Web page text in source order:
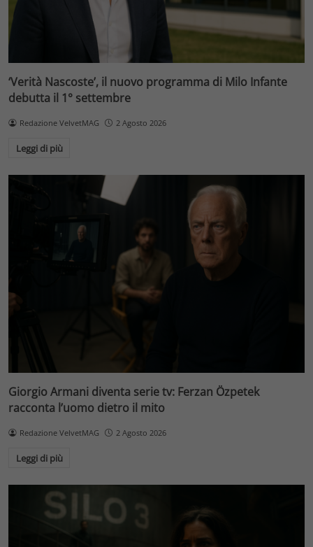
‘Verità Nascoste’, il nuovo programma di Milo Infante
debutta il 1° settembre
Redazione VelvetMAG 2 Agosto 2026
Leggi di più
Giorgio Armani diventa serie tv: Ferzan Özpetek
racconta l’uomo dietro il mito
Redazione VelvetMAG 2 Agosto 2026
Leggi di più